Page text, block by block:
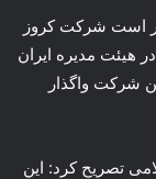
(۱۷ بهمن ماه) قرار است شرکت کروز
هیئت مدیره ایران
شرکت واگذار
تصریح کرد: این